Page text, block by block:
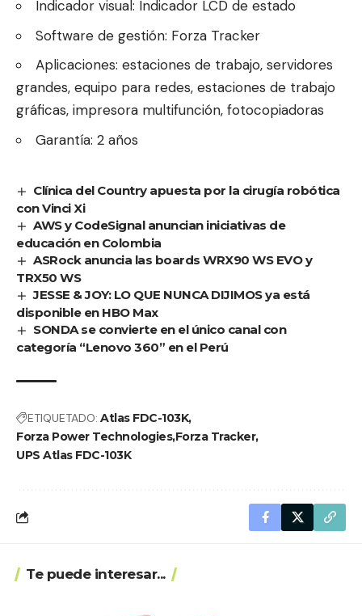
Indicador visual: Indicador LCD de estado
Software de gestión: Forza Tracker
Aplicaciones: estaciones de trabajo, servidores
grandes, equipo para redes, estaciones de trabajo
gráficas, impresora multifunción, fotocopiadoras
Garantía: 2 años
Clínica del Country apuesta por la cirugía robótica
con Vinci Xi
AWS y CodeSignal anuncian iniciativas de
educación en Colombia
ASRock anuncia las boards WRX90 WS EVO y
TRX50 WS
JESSE & JOY: LO QUE NUNCA DIJIMOS ya está
disponible en HBO Max
SONDA se convierte en el único canal con
categoría “Lenovo 360” en el Perú
ETIQUETADO: Atlas FDC-103K
Forza Power TechnologiesForza Tracker
UPS Atlas FDC-103K
Te puede interesar...